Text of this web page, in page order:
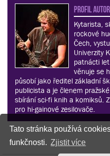
Tato stránka používá
funkčnosti. Zjistit více
PROFIL
Kytarista,
rockové
Čech,
Univerzity
patnácti
věnuje se
působí jako ředitel základní
publicista a je členem
sbírání sci-fi knih a komiksů.
pro hi-gainové zesilovače.